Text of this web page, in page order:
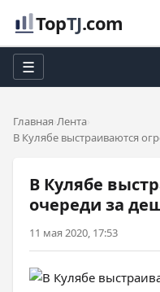
TopTJ.com
☰
Главная Лента
В Кулябе выстраиваются
В Кулябе
очереди за
11 мая 2020, 17:53